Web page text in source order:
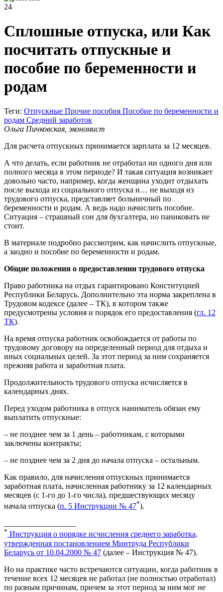
24
Сплошные отпуска, или Как
посчитать отпускные и
пособие по беременности и
родам
Теги: Отпускные Прочие пособия Пособие по беременности и
родам Средний заработок
Ольга Пичковская, экономист
Для расчета отпускных принимается зарплата за 12 месяцев.
А что делать, если работник не отработал ни одного дня или
полного месяца в этом периоде? И такая ситуация возникает
довольно часто, например, когда женщина уходит отдыхать
после выхода из социального отпуска и… не выходя из
трудового отпуска, представляет больничный по
беременности и родам. А ведь надо начислить пособие.
Ситуация – страшный сон для бухгалтера, но паниковать не
стоит.
В материале подробно рассмотрим, как начислить отпускные,
а заодно и пособие по беременности и родам.
Общие положения о предоставлении трудового отпуска
Право работника на отдых гарантировано Конституцией
Республики Беларусь. Дополнительно эта норма закреплена в
Трудовом кодексе (далее – ТК), в котором также
предусмотрены условия и порядок его предоставления (гл. 12
ТК).
На время отпуска работник освобождается от работы по
трудовому договору на определенный период для отдыха и
иных социальных целей. За этот период за ним сохраняется
прежняя работа и заработная плата.
Продолжительность трудового отпуска исчисляется в
календарных днях.
Перед уходом работника в отпуск наниматель обязан ему
выплатить отпускные:
– не позднее чем за 1 день – работникам, с которыми
заключены контракты;
– не позднее чем за 2 дня до начала отпуска – остальным.
Как правило, для начисления отпускных принимается
заработная плата, начисленная работнику за 12 календарных
месяцев (с 1-го до 1-го числа), предшествующих месяцу
начала отпуска (п. 5 Инструкции № 47*).
* Инструкция о порядке исчисления среднего заработка,
утвержденная постановлением Минтруда Республики
Беларусь от 10.04.2000 № 47 (далее – Инструкция № 47).
Но на практике часто встречаются ситуации, когда работник в
течение всех 12 месяцев не работал (не полностью отработал)
по разным причинам, причем за этот период за ним мог не